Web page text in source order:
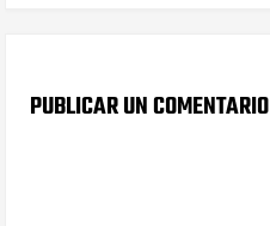
PUBLICAR UN COMENTARIO